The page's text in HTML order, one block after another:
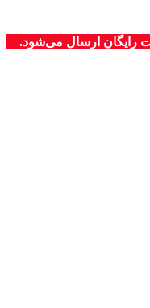
رایگان ارسال می‌شود.